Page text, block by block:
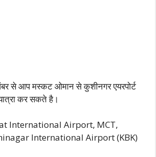
से आप मस्कट ओमान से कुशीनगर एयरपोर्ट
कर सकते है।
International Airport, MCT,
International Airport (KBK)